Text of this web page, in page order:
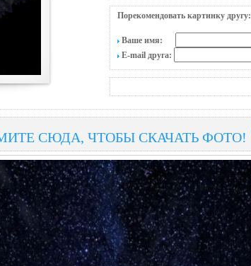
Порекомендовать картинку другу:
Ваше имя:
E-mail друга:
СЮДА, ЧТОБЫ СКАЧАТЬ ФОТО!